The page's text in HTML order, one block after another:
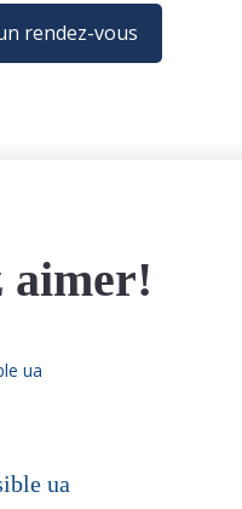
rendez-vous
aimer!
ua